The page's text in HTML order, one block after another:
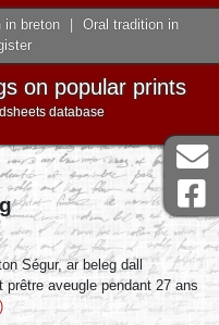
in breton
Oral tradition in
on popular prints
database
Ségur, ar beleg dall
prêtre aveugle pendant 27 ans